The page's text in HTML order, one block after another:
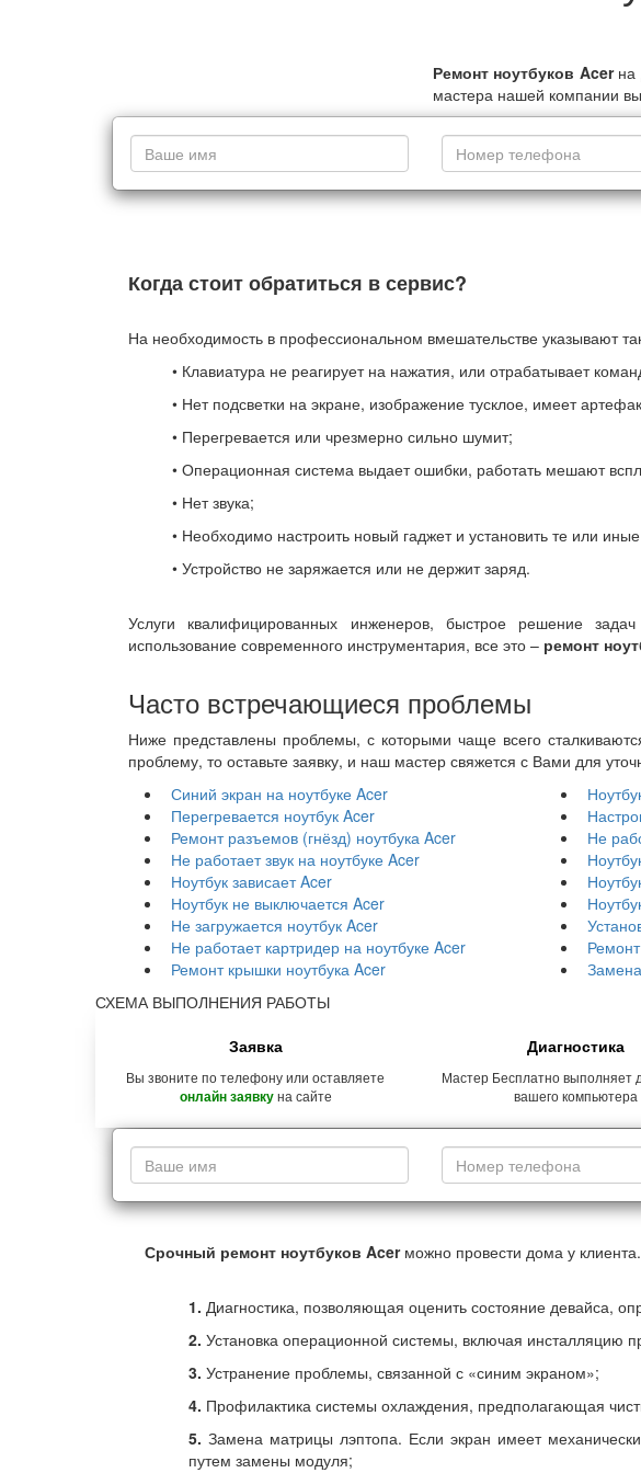
Ремонт ноутбуков Acerна
мастера нашей компании
Когда стоит обратиться в сервис?
На необходимость в профессиональном вмешательстве указывают
• Клавиатура не реагирует на нажатия, или отрабатывает
• Нет подсветки на экране, изображение тусклое, имеет
• Перегревается или чрезмерно сильно шумит;
• Операционная система выдает ошибки, работать мешают
• Нет звука;
• Необходимо настроить новый гаджет и установить те или
• Устройство не заряжается или не держит заряд.
Услуги квалифицированных инженеров, быстрое решение
использование современного инструментария, все это – ремонт
Часто встречающиеся проблемы
Ниже представлены проблемы, с которыми чаще всего
проблему, то оставьте заявку, и наш мастер свяжется с Вами для
Синий экран на ноутбуке Acer
Перегревается ноутбук Acer
Ремонт разъемов (гнёзд) ноутбука Acer
Не
Не работает звук на ноутбуке Acer
Ноутбук зависает Acer
Ноутбук не выключается Acer
Не загружается ноутбук Acer
Не работает картридер на ноутбуке Acer
Ремонт крышки ноутбука Acer
СХЕМА ВЫПОЛНЕНИЯ РАБОТЫ
Заявка
Вы звоните по телефону или оставляете
онлайн заявкуна сайте
Диагностика
Мастер Бесплатно выполняет
вашего компьютера
Срочный ремонт ноутбуков Acerможно провести дома у
1. Диагностика, позволяющая оценить состояние девайса,
2. Установка операционной системы, включая инсталляцию
3. Устранение проблемы, связанной с «синим экраном»;
4. Профилактика системы охлаждения, предполагающая
5. Замена матрицы лэптопа. Если экран имеет
путем замены модуля;